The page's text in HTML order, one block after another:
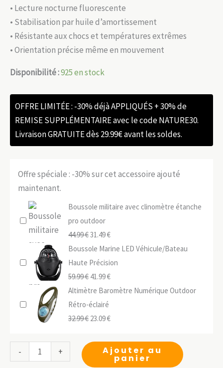
• Lecture nocturne fluorescente
• Stabilisation par huile d’amortissement
• Résistante aux chocs et températures extrêmes
• Orientation précise même en mouvement
Disponibilité :925 en stock
OFFRE LIMITÉE : -30% déjà APPLIQUÉS + 30% de
REMISE SUPPLÉMENTAIRE avec le code NATURE30.
Livraison GRATUITE dès 29.99€ avant les soldes.
Offre spéciale : -30% sur cet accessoire ajouté
maintenant.
Boussole militaire avec clinomètre étanche
pro outdoor
44.99€ Le
prix
initial
était :
44.99 €.
31.49€Le
prix
actuel
est :
31.49 €.
Boussole Marine LED Véhicule/Bateau
Haute Précision
59.99€ Le
prix
initial
était :
41.99€Le
prix
est :
Altimètre Baromètre Numérique Outdoor
Rétro-éclairé
32.99€ Le
initial
23.09€Le
actuel
est :
-
quantité
de
+ Ajouter au
panier